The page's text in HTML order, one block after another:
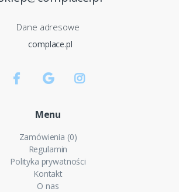
Dane adresowe
complace.pl
Menu
Zamówienia (0)
Regulamin
Polityka prywatności
Kontakt
O nas